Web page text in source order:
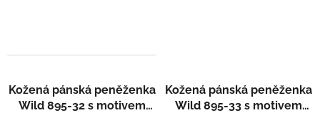
Kožená pánská peněženka
Wild 895-32 s motivem
Kožená pánská peněženka
Wild 895-33 s motivem